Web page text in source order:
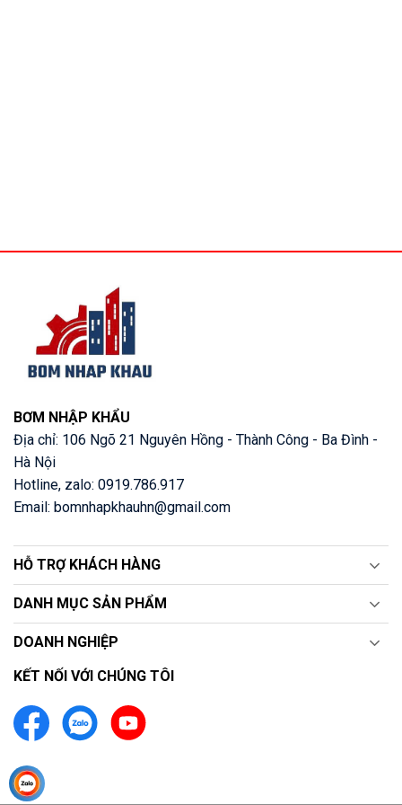
BƠM NHẬP KHẨU
Địa chỉ: 106 Ngõ 21 Nguyên Hồng - Thành Công - Ba Đình -
Hà Nội
Hotline, zalo: 0919.786.917
Email: bomnhapkhauhn@gmail.com
HỖ TRỢ KHÁCH HÀNG
DANH MỤC SẢN PHẨM
DOANH NGHIỆP
KẾT NỐI VỚI CHÚNG TÔI